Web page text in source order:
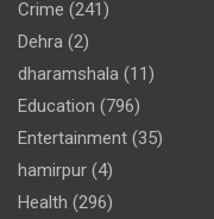
Crime (241)
Dehra (2)
dharamshala (11)
Education (796)
Entertainment (35)
hamirpur (4)
Health (296)